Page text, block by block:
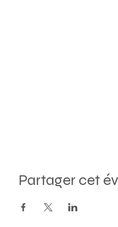
Partager cet